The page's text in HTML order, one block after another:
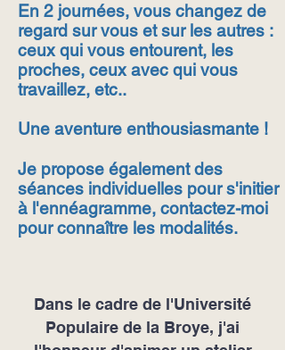
En 2 journées, vous changez de
regard sur vous et sur les autres :
ceux qui vous entourent, les
proches, ceux avec qui vous
travaillez, etc..
Une aventure enthousiasmante !
Je propose également des
séances individuelles pour s'initier
à l'ennéagramme, contactez-moi
pour connaître les modalités.
Dans le cadre de l'Université
Populaire de la Broye, j'ai